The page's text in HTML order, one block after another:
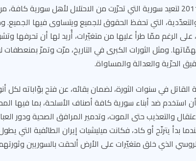
قامت ثورة الحرية والكرامة 2011 لتعيد سورية التي تحرّرت من الاحتلال لأهل
التي تحفظ الحقوق للجميع ويتساوى فيها الجميع.
الرغم ممّا طرأ عليها من متغيّرات، أُريد لها أن تحرفها
ومثل الثورات الكبرى في التاريخ، مرّت وتمرّ
الحرّية والعدالة والمساواة.
القاتل في سنوات الثورة، لضمان بقائه، عن فتح بوّاباته لكل
استخدم ضد أبناء سورية كافة أصناف الأسلحة، بما فيها
والتعذيب حتى الموت، وتدمير المرافق الصحية ودور
بدأ يترنّح أو كاد، فكانت ميليشيات إيران الطائفية التي
الروسي الذي خلق متغيّرات على الأرض ألحقت بالسوريين